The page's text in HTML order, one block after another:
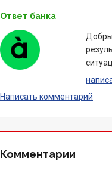
Ответ банка
Написать комментарий
Комментарии